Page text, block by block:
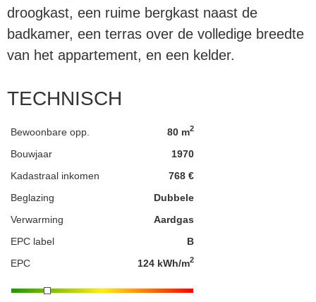
droogkast, een ruime bergkast naast de
badkamer, een terras over de volledige breedte
van het appartement, en een kelder.
TECHNISCH
Bewoonbare opp. 80 m2
Bouwjaar
1970
Kadastraal inkomen
768 €
Beglazing
Dubbele
Verwarming
Aardgas
EPC label
B
EPC
124 kWh/m2